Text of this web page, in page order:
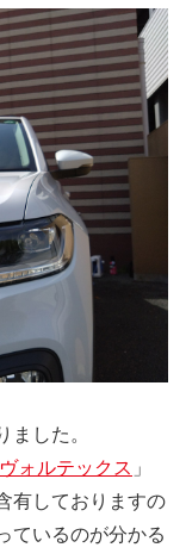
ました。
ォルテックス 」
有しておりますの
ているのが分かる